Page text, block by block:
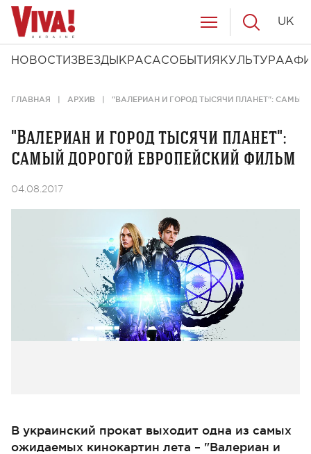
НОВОСТИ ЗВЕЗДЫ КРАСАСОБЫТИЯ КУЛЬТУРА
UK
ГЛАВНАЯ АРХИВ "ВАЛЕРИАН И ГОРОД ТЫСЯЧИ ПЛАНЕТ":
"Валериан и город тысячи планет":
самый дорогой европейский фильм
04.08.2017
В украинский прокат выходит одна из самых
ожидаемых кинокартин лета – "Валериан и